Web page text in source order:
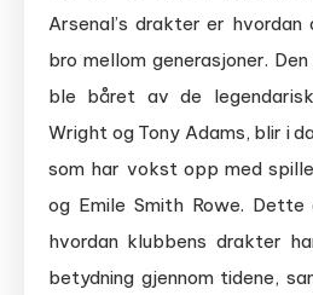
Arsenal’s drakter er
bro mellom generasjoner.
ble båret av de
Wright og Tony Adams, blir i
som har vokst opp med
og Emile Smith Rowe.
hvordan klubbens drakter
betydning gjennom tidene,